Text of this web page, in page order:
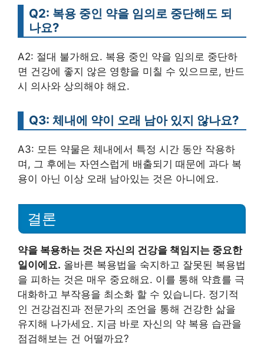
Q2: 복용 중인 약을 임의로 중단해도 되
나요?
A2: 절대 불가해요. 복용 중인 약을 임의로 중단하
면 건강에 좋지 않은 영향을 미칠 수 있으므로, 반드
시 의사와 상의해야 해요.
Q3: 체내에 약이 오래 남아 있지 않나요?
A3: 모든 약물은 체내에서 특정 시간 동안 작용하
며, 그 후에는 자연스럽게 배출되기 때문에 과다 복
용이 아닌 이상 오래 남아있는 것은 아니에요.
결론
약을 복용하는 것은 자신의 건강을 책임지는 중요한
일이에요. 올바른 복용법을 숙지하고 잘못된 복용법
을 피하는 것은 매우 중요해요. 이를 통해 약효를 극
대화하고 부작용을 최소화 할 수 있습니다. 정기적
인 건강검진과 전문가의 조언을 통해 건강한 삶을
유지해 나가세요. 지금 바로 자신의 약 복용 습관을
점검해보는 건 어떨까요?